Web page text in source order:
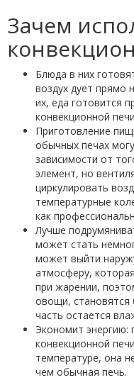
Зачем
Блюда в них
воздух дует прямо
их, еда готовится
конвекционной
Приготовление
обычных печах
зависимости от
элемент, но
циркулировать
температурные
как
Лучше
может стать
может выйти
атмосферу,
при жарении,
овощи, становятся
часть остается
Экономит энергию:
конвекционной
температуре, она
чем обычная печь.